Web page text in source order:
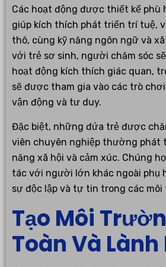
Các hoạt động được thiết kế phù
giúp kích thích phát triển trí tuệ,
thô, cùng kỹ năng ngôn ngữ và
với trẻ sơ sinh, người chăm sóc
hoạt động kích thích giác quan,
sẽ được tham gia vào các trò
vận động và tư duy.
Đặc biệt, những đứa trẻ được
viên chuyên nghiệp thường phát
năng xã hội và cảm xúc. Chúng
tác với người lớn khác ngoài phụ
sự độc lập và tự tin trong các
Tạo Môi
Toàn Và Lành